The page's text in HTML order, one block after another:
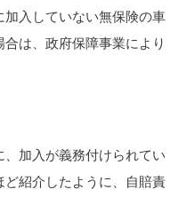
入していない無保険の車
は、政府保障事業により
加入が義務付けられてい
紹介したように、自賠責